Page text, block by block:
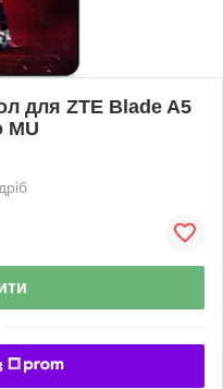
для ZTE Blade A5
MU